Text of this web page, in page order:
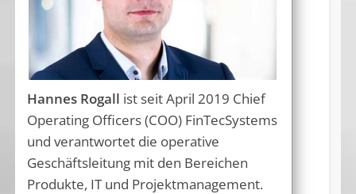
Hannes Rogall ist seit April 2019 Chief
Operating Officers (COO) FinTecSystems
und verantwortet die operative
Geschäftsleitung mit den Bereichen
Produkte, IT und Projektmanagement.